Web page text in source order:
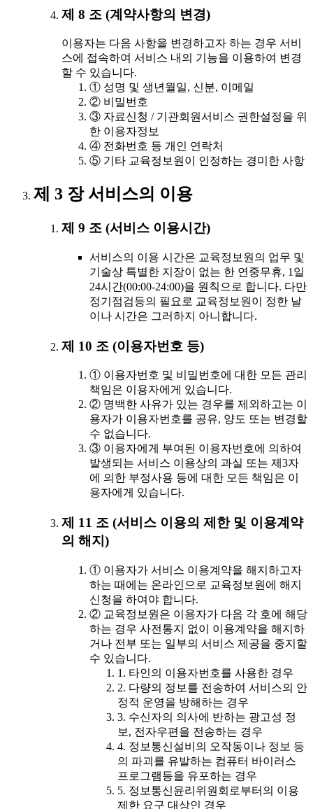
제 8 조 (계약사항의 변경)
이용자는 다음 사항을 변경하고자 하는 경우 서비
스에 접속하여 서비스 내의 기능을 이용하여 변경
할 수 있습니다.
① 성명 및 생년월일, 신분, 이메일
② 비밀번호
③ 자료신청 / 기관회원서비스 권한설정을 위
한 이용자정보
④ 전화번호 등 개인 연락처
⑤ 기타 교육정보원이 인정하는 경미한 사항
제 3 장 서비스의 이용
제 9 조 (서비스 이용시간)
서비스의 이용 시간은 교육정보원의 업무 및
기술상 특별한 지장이 없는 한 연중무휴, 1일
24시간(00:00-24:00)을 원칙으로 합니다. 다만
정기점검등의 필요로 교육정보원이 정한 날
이나 시간은 그러하지 아니합니다.
제 10 조 (이용자번호 등)
① 이용자번호 및 비밀번호에 대한 모든 관리
책임은 이용자에게 있습니다.
② 명백한 사유가 있는 경우를 제외하고는 이
용자가 이용자번호를 공유, 양도 또는 변경할
수 없습니다.
③ 이용자에게 부여된 이용자번호에 의하여
발생되는 서비스 이용상의 과실 또는 제3자
에 의한 부정사용 등에 대한 모든 책임은 이
용자에게 있습니다.
제 11 조 (서비스 이용의 제한 및 이용계약
의 해지)
① 이용자가 서비스 이용계약을 해지하고자
하는 때에는 온라인으로 교육정보원에 해지
신청을 하여야 합니다.
② 교육정보원은 이용자가 다음 각 호에 해당
하는 경우 사전통지 없이 이용계약을 해지하
거나 전부 또는 일부의 서비스 제공을 중지할
수 있습니다.
1. 타인의 이용자번호를 사용한 경우
2. 다량의 정보를 전송하여 서비스의 안
정적 운영을 방해하는 경우
3. 수신자의 의사에 반하는 광고성 정
보, 전자우편을 전송하는 경우
4. 정보통신설비의 오작동이나 정보 등
의 파괴를 유발하는 컴퓨터 바이러스
프로그램등을 유포하는 경우
5. 정보통신윤리위원회로부터의 이용
제한 요구 대상인 경우